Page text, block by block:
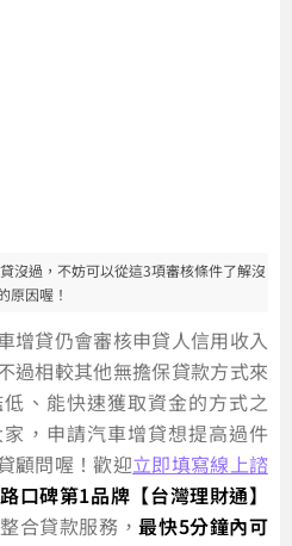
沒過，不妨可以從這3項審核條件了解沒
原因喔！
增貸仍會審核申貸人信用收入
過相較其他無擔保貸款方式來
、能快速獲取資金的方式之
，申請汽車增貸想提高過件
顧問喔！歡迎立即填寫線上諮
口碑第1品牌【台灣理財通】
合貸款服務，最快5分鐘內可